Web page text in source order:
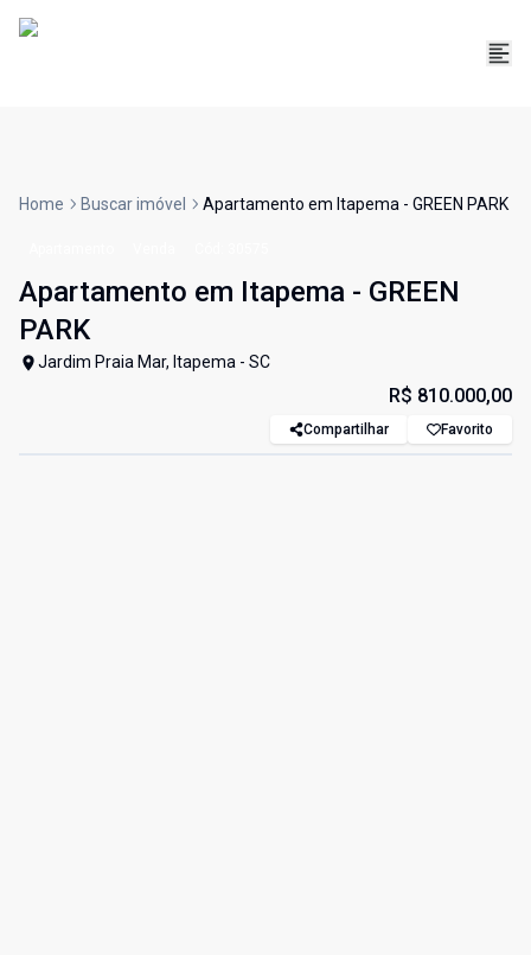
Home Buscar imóvel Apartamento em Itapema - GREEN PARK
Apartamento em Itapema - GREEN
PARK
Jardim Praia Mar, Itapema - SC
R$ 810.000,00
Compartilhar Favorito